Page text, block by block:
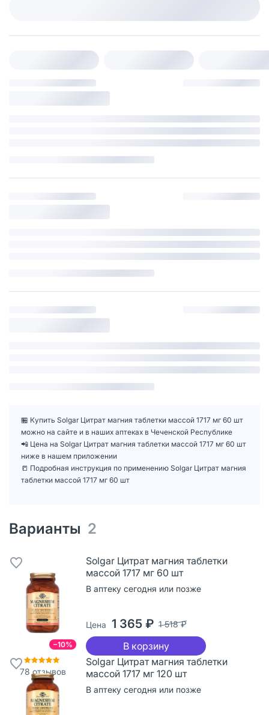
🏪 Купить Solgar Цитрат магния таблетки массой 1717 мг 60 шт
можно на сайте и в наших аптеках в Чеченской Республике
📲 Цена на Solgar Цитрат магния таблетки массой 1717 мг 60 шт
ниже в нашем приложении
📒 Подробная инструкция по применению Solgar Цитрат магния
таблетки массой 1717 мг 60 шт
Варианты 2
−10%
78 отзывов
Solgar Цитрат магния таблетки
массой 1717 мг 60 шт
В аптеку сегодня или позже
Цена 1 365 ₽ 1 518 ₽
В корзину
Solgar Цитрат магния таблетки
массой 1717 мг 120 шт
В аптеку сегодня или позже